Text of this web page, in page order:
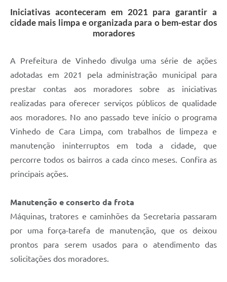
Listagem dos CEPs de Vinhedo
Associação dos Servidores Públicos Municipais de
Audiências Públicas
Arquivos para Download
Galeria de Vídeos
Contas Públicas
Legislação
Links Úteis
Serviços Online
Iniciativas aconteceram em 2021 para garantir a
cidade mais limpa e organizada para o bem-estar dos
moradores
A Prefeitura de Vinhedo divulga uma série de ações
adotadas em 2021 pela administração municipal para
prestar contas aos moradores sobre as iniciativas
realizadas para oferecer serviços públicos de qualidade
aos moradores. No ano passado teve início o programa
Vinhedo de Cara Limpa, com trabalhos de limpeza e
manutenção ininterruptos em toda a cidade, que
percorre todos os bairros a cada cinco meses. Confira as
principais ações.
Manutenção e conserto da frota
Máquinas, tratores e caminhões da Secretaria passaram
por uma força-tarefa de manutenção, que os deixou
prontos para serem usados para o atendimento das
solicitações dos moradores.